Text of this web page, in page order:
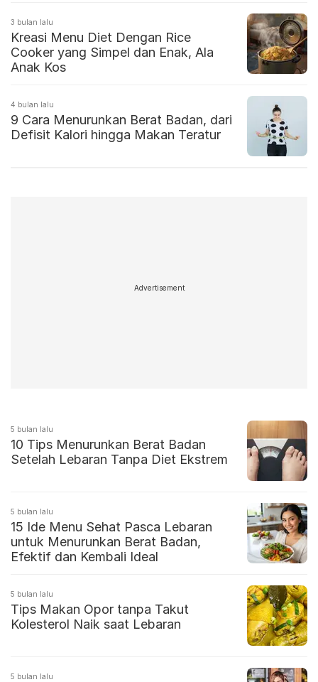
3 bulan lalu
Kreasi Menu Diet Dengan Rice
Cooker yang Simpel dan Enak, Ala
Anak Kos
4 bulan lalu
9 Cara Menurunkan Berat Badan, dari
Defisit Kalori hingga Makan Teratur
Advertisement
5 bulan lalu
10 Tips Menurunkan Berat Badan
Setelah Lebaran Tanpa Diet Ekstrem
5 bulan lalu
15 Ide Menu Sehat Pasca Lebaran
untuk Menurunkan Berat Badan,
Efektif dan Kembali Ideal
5 bulan lalu
Tips Makan Opor tanpa Takut
Kolesterol Naik saat Lebaran
5 bulan lalu